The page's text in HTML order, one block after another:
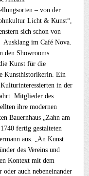
– von der
Licht & Kunst“,
sich schon von
Ausklang im Café Nova.
den Showrooms
Kunst für die
Kunsthistorikerin. Ein
in der
Mitglieder des
ihre modernen
Bauernhaus „Zahn am
fertig gestalteten
aus. „An Kunst
des Vereins und
Kontext mit dem
oder auch nebeneinander